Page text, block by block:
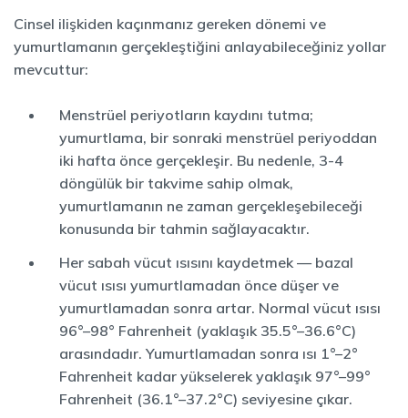
Cinsel ilişkiden kaçınmanız gereken dönemi ve
yumurtlamanın gerçekleştiğini anlayabileceğiniz yollar
mevcuttur:
Menstrüel periyotların kaydını tutma;
yumurtlama, bir sonraki menstrüel periyoddan
iki hafta önce gerçekleşir. Bu nedenle, 3-4
döngülük bir takvime sahip olmak,
yumurtlamanın ne zaman gerçekleşebileceği
konusunda bir tahmin sağlayacaktır.
Her sabah vücut ısısını kaydetmek — bazal
vücut ısısı yumurtlamadan önce düşer ve
yumurtlamadan sonra artar. Normal vücut ısısı
96°–98° Fahrenheit (yaklaşık 35.5°–36.6°C)
arasındadır. Yumurtlamadan sonra ısı 1°–2°
Fahrenheit kadar yükselerek yaklaşık 97°–99°
Fahrenheit (36.1°–37.2°C) seviyesine çıkar.